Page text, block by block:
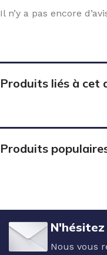
Il n’y a pas encore
Produits liés à cet
Produits
Nous vous